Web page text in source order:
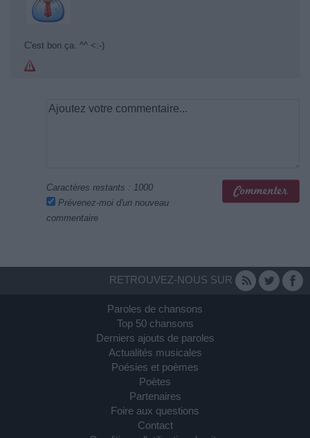
C'est bon ça. ^^ <:-)
Caractères restants : 1000
Prévenez-moi d'un nouveau
commentaire
RETROUVEZ-NOUS SUR
Paroles de chansons
Top 50 chansons
Derniers ajouts de paroles
Actualités musicales
Poésies et poèmes
Poètes
Partenaires
Foire aux questions
Contact